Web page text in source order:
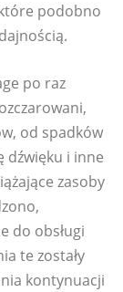
podobno
po raz
od spadków
dźwięku i inne
zasoby
do obsługi
te zostały
kontynuacji